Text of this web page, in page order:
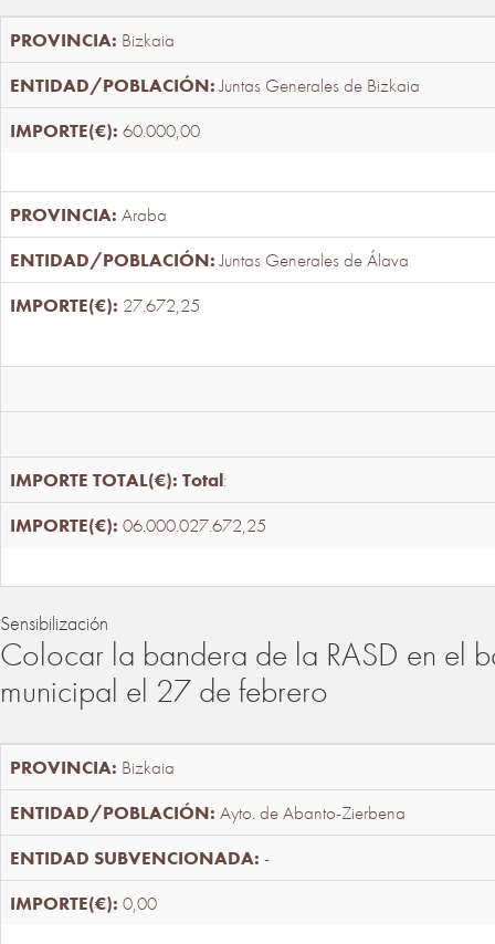
Bizkaia
Juntas Generales de Bizkaia
60.000,00
Araba
Juntas Generales de Álava
27.672,25
Total:
06.000.027.672,25
Sensibilización
Colocar la bandera de la RASD en el
municipal el 27 de febrero
Bizkaia
Ayto. de Abanto-Zierbena
-
0,00